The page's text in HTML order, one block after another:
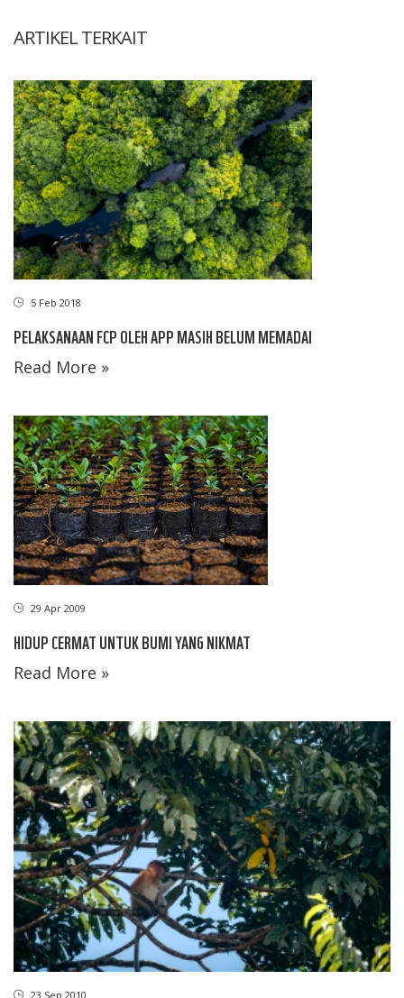
ARTIKEL TERKAIT
5 Feb 2018
PELAKSANAAN FCP OLEH APP MASIH BELUM MEMADAI
Read More »
29 Apr 2009
HIDUP CERMAT UNTUK BUMI YANG NIKMAT
Read More »
23 Sep 2010